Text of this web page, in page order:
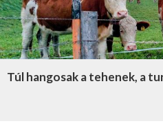
Túl hangosak a tehenek, a